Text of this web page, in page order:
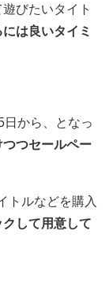
びたいタイト
は良いタイミ
日から、となっ
つセールペー
トルなどを購入
クして用意して